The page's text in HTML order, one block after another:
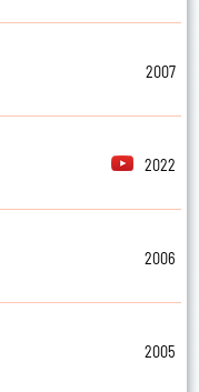
2007
2022
2006
2005